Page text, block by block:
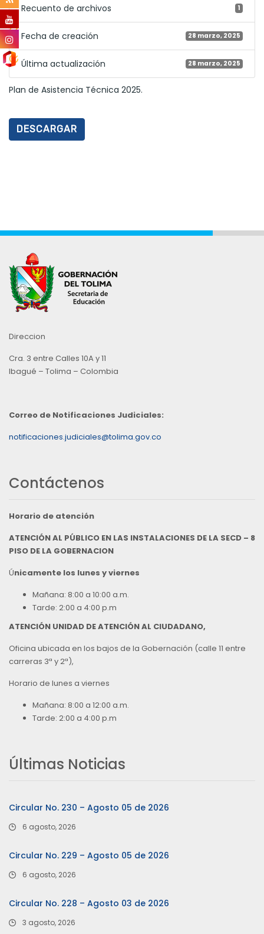
Recuento de archivos 1
Fecha de creación 28 marzo, 2025
Última actualización 28 marzo, 2025
Plan de Asistencia Técnica 2025.
DESCARGAR
Direccion
Cra. 3 entre Calles 10A y 11
Ibagué – Tolima – Colombia
Correo de Notificaciones Judiciales:
notificaciones.judiciales@tolima.gov.co
Contáctenos
Horario de atención
ATENCIÓN AL PÚBLICO EN LAS INSTALACIONES DE LA SECD – 8
PISO DE LA GOBERNACION
Únicamente los lunes y viernes
Mañana: 8:00 a 10:00 a.m.
Tarde: 2:00 a 4:00 p.m
ATENCIÓN UNIDAD DE ATENCIÓN AL CIUDADANO,
Oficina ubicada en los bajos de la Gobernación (calle 11 entre
carreras 3ª y 2ª),
Horario de lunes a viernes
Mañana: 8:00 a 12:00 a.m.
Tarde: 2:00 a 4:00 p.m
Últimas Noticias
Circular No. 230 – Agosto 05 de 2026
6 agosto, 2026
Circular No. 229 – Agosto 05 de 2026
6 agosto, 2026
Circular No. 228 – Agosto 03 de 2026
3 agosto, 2026